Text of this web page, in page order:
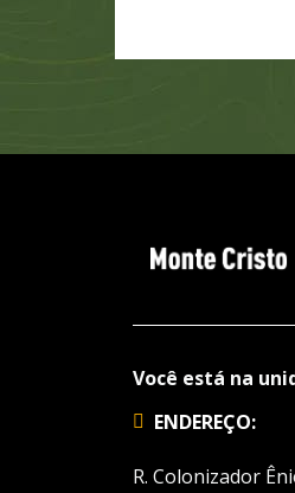
Você está na
ENDEREÇO:
R. Colonizador